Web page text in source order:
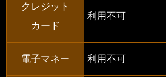
クレジット
カード
利用不可
電子マネー 利用不可